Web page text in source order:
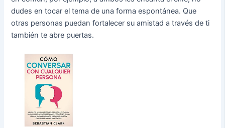
dudes en tocar el tema de una forma espontánea. Que
otras personas puedan fortalecer su amistad a través de ti
también te abre puertas.